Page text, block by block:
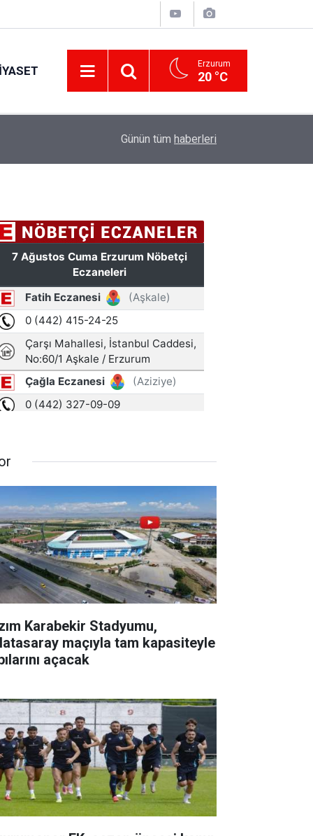
Erzurum
20 °C
Erzurum’da gıda ve yem işletmelerine sıkı
Günün tüm haberleri
Karabekir Stadyumu,
maçıyla tam kapasiteyle
açacak